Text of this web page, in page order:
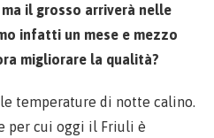
il grosso arriverà nelle
infatti un mese e mezzo
migliorare la qualità?
temperature di notte calino.
per cui oggi il Friuli è